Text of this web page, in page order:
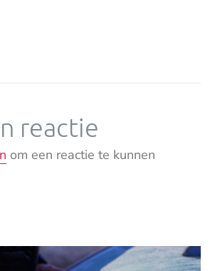
reactie
om een reactie te kunnen